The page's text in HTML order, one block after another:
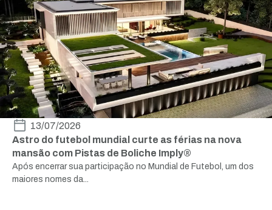
13/07/2026
Astro do futebol mundial curte as férias na nova
mansão com Pistas de Boliche Imply®
Após encerrar sua participação no Mundial de Futebol, um dos
maiores nomes da...